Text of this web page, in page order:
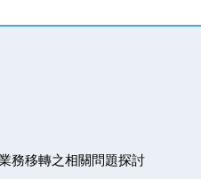
務移轉之相關問題探討